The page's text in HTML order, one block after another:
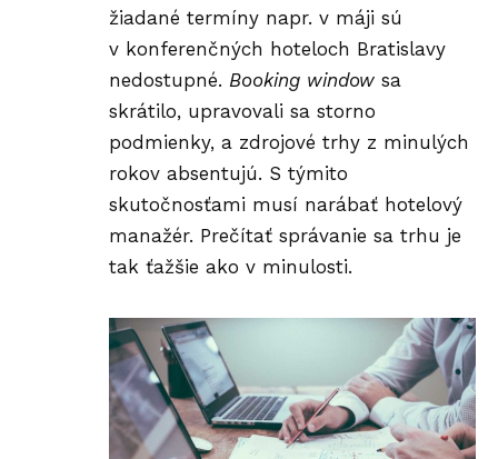
žiadané termíny napr. v máji sú
v konferenčných hoteloch Bratislavy
nedostupné. Booking window sa
skrátilo, upravovali sa storno
podmienky, a zdrojové trhy z minulých
rokov absentujú. S týmito
skutočnosťami musí narábať hotelový
manažér. Prečítať správanie sa trhu je
tak ťažšie ako v minulosti.